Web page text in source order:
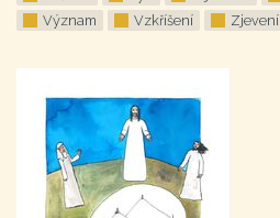
Význam
Vzkříšení Zjevení